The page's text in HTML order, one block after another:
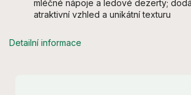
mléčné nápoje a ledové dezerty;
atraktivní vzhled a unikátní texturu
Detailní informace